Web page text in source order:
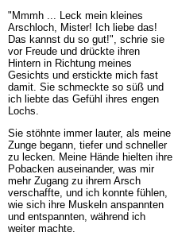
"Mmmh ... Leck mein kleines
Arschloch, Mister! Ich liebe das!
Das kannst du so gut!", schrie sie
vor Freude und drückte ihren
Hintern in Richtung meines
Gesichts und erstickte mich fast
damit. Sie schmeckte so süß und
ich liebte das Gefühl ihres engen
Lochs.
Sie stöhnte immer lauter, als meine
Zunge begann, tiefer und schneller
zu lecken. Meine Hände hielten ihre
Pobacken auseinander, was mir
mehr Zugang zu ihrem Arsch
verschaffte, und ich konnte fühlen,
wie sich ihre Muskeln anspannten
und entspannten, während ich
weiter machte.